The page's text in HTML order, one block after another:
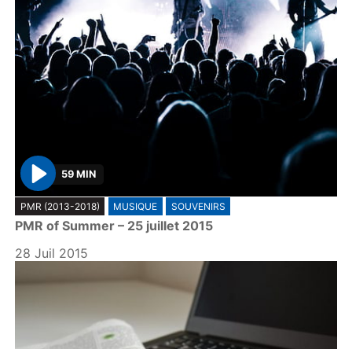
P
l
a
y
59 MIN
PMR (2013-2018) MUSIQUE SOUVENIRS
PMR of Summer – 25 juillet 2015
28 Juil 2015